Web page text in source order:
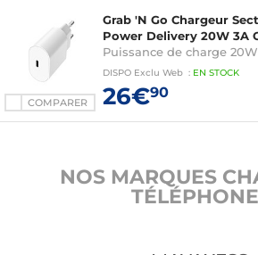
COMPARER
Grab 'N Go Chargeur
Power Delivery 20W 3A
Puissance de charge
Power Delivery pour des
optimales
DISPO Exclu Web : EN STOCK
26€90
NOS MARQUES